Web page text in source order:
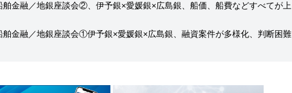
舶金融／地銀座談会②、伊予銀×愛媛銀×広島銀、船価、船費などすべてが上
舶金融／地銀座談会①伊予銀×愛媛銀×広島銀、融資案件が多様化、判断困難